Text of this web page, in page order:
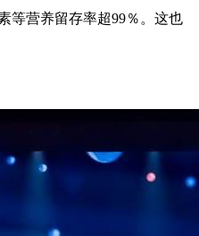
等营养留存率超99％。这也